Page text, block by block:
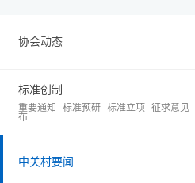
协会动态
标准创制
重要通知 标准预研 标准立项 征求意见
布
中关村要闻